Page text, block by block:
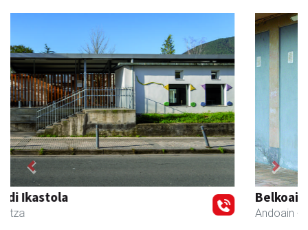
Belkoain fisioterapia zerbitzua
Andoain
Previous Next